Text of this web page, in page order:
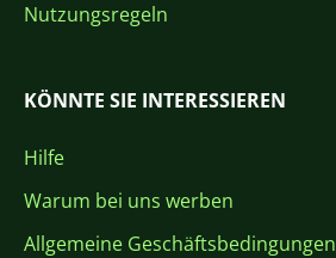
Nutzungsregeln
KÖNNTE SIE INTERESSIEREN
Hilfe
Warum bei uns werben
Allgemeine Geschäftsbedingungen